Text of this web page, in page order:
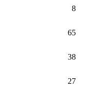
8
65
38
27